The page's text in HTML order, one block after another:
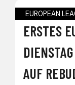
EUROPEAN
ERSTES
AUF